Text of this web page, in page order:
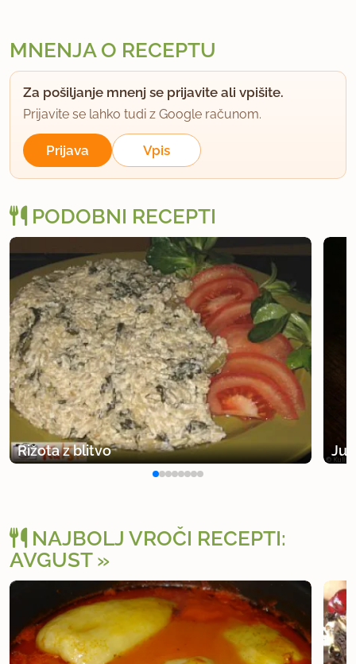
MNENJA O RECEPTU
Za pošiljanje mnenj se prijavite ali vpišite.
Prijavite se lahko tudi z Google računom.
Prijava Vpis
PODOBNI RECEPTI
Rižota z blitvo
NAJBOLJ VROČI RECEPTI:
AVGUST